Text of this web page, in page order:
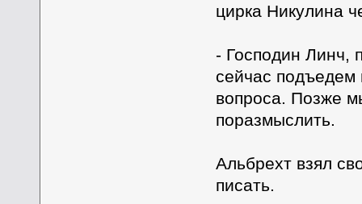
цирка Никулина
- Господин Линч,
сейчас подъедем
вопроса. Позже
поразмыслить.
Альбрехт взял
писать.